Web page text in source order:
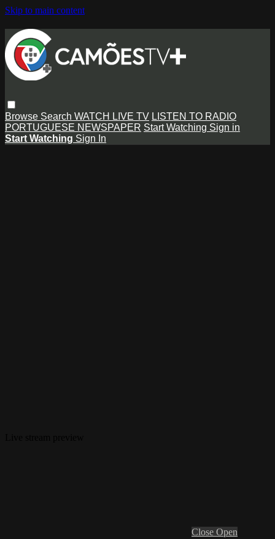
Skip to main content
Browse Search WATCH LIVE TV LISTEN TO RADIO
PORTUGUESE NEWSPAPER Start Watching Sign in
Start Watching Sign In
Close Open